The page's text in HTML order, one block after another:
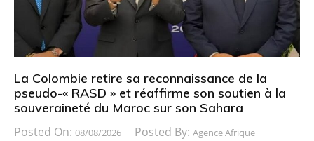
La Colombie retire sa reconnaissance de la
pseudo-« RASD » et réaffirme son soutien à la
souveraineté du Maroc sur son Sahara
Posted On: 08/08/2026 Posted By: Agence Afrique